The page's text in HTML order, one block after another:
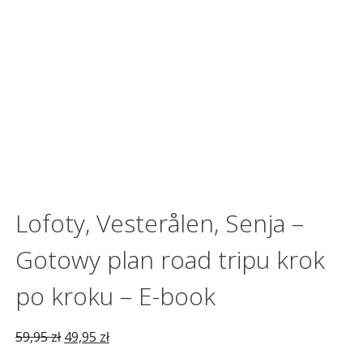
Lofoty, Vesterålen, Senja –
Gotowy plan road tripu krok
po kroku – E-book
59,95zł Pierwotna
49,95 złAktualna